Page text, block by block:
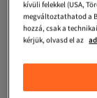
kívüli felekkel (USA,
megváltoztathatod a
hozzá, csak a
kérjük, olvasd el az